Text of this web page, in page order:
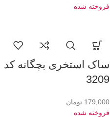
فروخته شده
ساک استخری بچگانه کد
3209
179,000 تومان
فروخته شده